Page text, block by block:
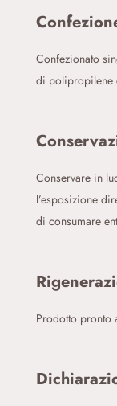
Confezionato
di polipropilene
Conservare in
l’esposizione
di consumare
Prodotto pronto